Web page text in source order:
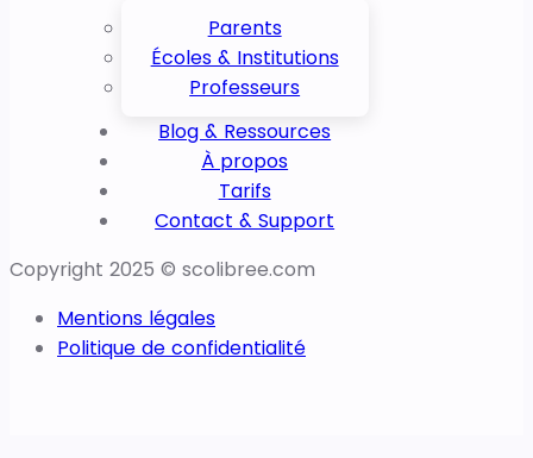
Parents
Écoles & Institutions
Professeurs
Blog & Ressources
À propos
Tarifs
Contact & Support
Copyright 2025 © scolibree.com
Mentions légales
Politique de confidentialité